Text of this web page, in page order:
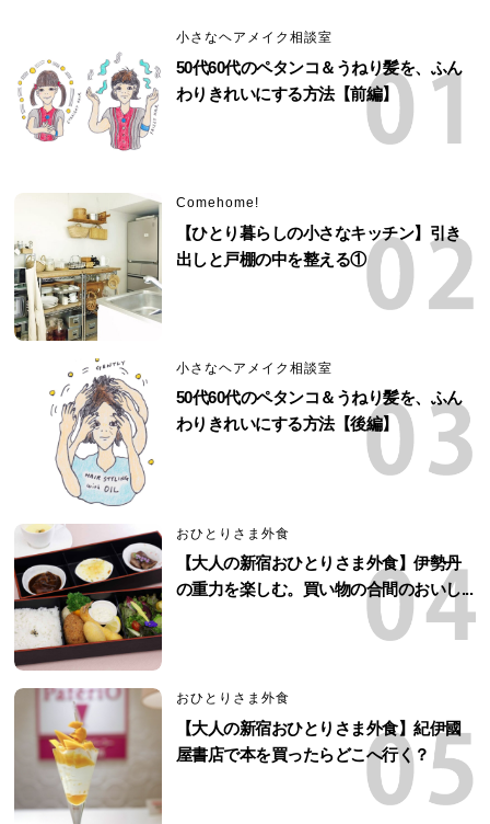
小さなヘアメイク相談室
50代60代のペタンコ＆うねり髪を、ふん
わりきれいにする方法【前編】
Comehome!
【ひとり暮らしの小さなキッチン】引き
出しと戸棚の中を整える①
小さなヘアメイク相談室
50代60代のペタンコ＆うねり髪を、ふん
わりきれいにする方法【後編】
おひとりさま外食
【大人の新宿おひとりさま外食】伊勢丹
の重力を楽しむ。買い物の合間のおいし...
おひとりさま外食
【大人の新宿おひとりさま外食】紀伊國
屋書店で本を買ったらどこへ行く？